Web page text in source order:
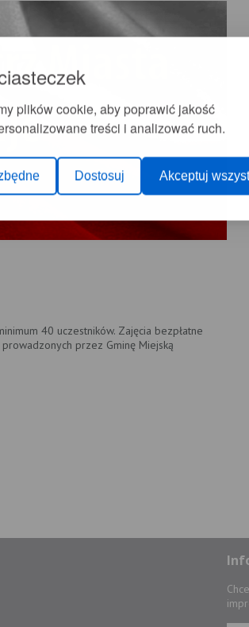
plików cookie, aby poprawić jakość
treści i analizować ruch.
Dostosuj Akceptuj
40 uczestników. Zajęcia bezpłatne
przez Gminę Miejską